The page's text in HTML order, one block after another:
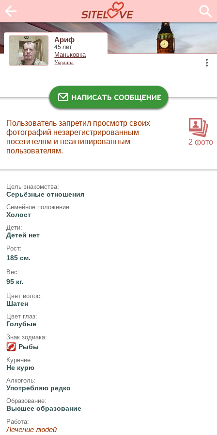
Ариф
45 лет
Маньковка
Украина
2 фото
Пользователь запретил просмотр своих
фотографий незарегистрированным
посетителям и неактивированным
пользователям.
Цель знакомства:
Серьёзные отношения
Семейное положение:
Холост
Дети:
Детей нет
Рост:
185 см.
Вес:
95 кг.
Цвет волос:
Шатен
Цвет глаз:
Голубые
Знак зодиака:
Рыбы
Курение:
Не курю
Алкоголь:
Употребляю редко
Образование:
Высшее образование
Работа:
Лечение людей